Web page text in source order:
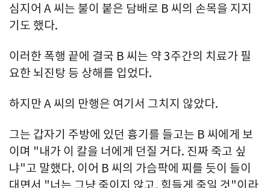
심지어 A 씨는 불이 붙은 담배로 B 씨의 손목을 지지
기도 했다.
이러한 폭행 끝에 결국 B 씨는 약 3주간의 치료가 필
요한 뇌진탕 등 상해를 입었다.
하지만 A 씨의 만행은 여기서 그치지 않았다.
그는 갑자기 주방에 있던 흉기를 들고는 B 씨에게 보
이며 "내가 이 칼을 너에게 던질 거다. 진짜 죽고 싶
냐"고 말했다. 이어 B 씨의 가슴팍에 찌를 듯이 들이
대면서 "너는 그냥 죽이지 않고, 힘들게 죽일 것"이라